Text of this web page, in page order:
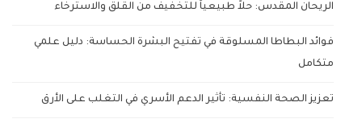
الريحان المقدس: حلاً طبيعياً للتخفيف من القلق والاسترخاء
فوائد البطاطا المسلوقة في تفتيح البشرة الحساسة: دليل علمي
متكامل
تعزيز الصحة النفسية: تأثير الدعم الأسري في التغلب على الأرق